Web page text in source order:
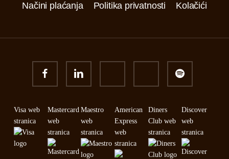
Načini plaćanja Politika privatnosti Kolačići
Visa web
stranica
Mastercard
web
stranica
Maestro
web
stranica
American
Express
web
stranica
Diners
Club web
stranica
Discover
web
stranica